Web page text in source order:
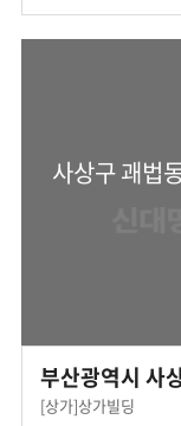
사상구 괘법
부산광역시 사
[상가]상가빌딩